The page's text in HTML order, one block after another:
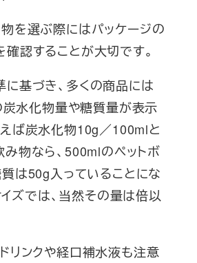
を選ぶ際にはパッケージの
認することが大切です。
基づき、多くの商品には
水化物量や糖質量が表示
ば炭水化物10g／100mlと
物なら、500mlのペットボ
は50g入っていることにな
ズでは、当然その量は倍以
リンクや経口補水液も注意